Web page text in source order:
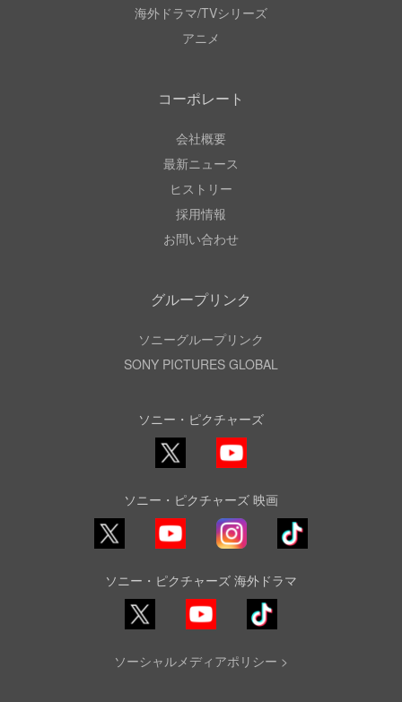
海外ドラマ/TVシリーズ
アニメ
コーポレート
会社概要
最新ニュース
ヒストリー
採用情報
お問い合わせ
グループリンク
ソニーグループリンク
SONY PICTURES GLOBAL
ソニー・ピクチャーズ
X
YouTube
ソニー・ピクチャーズ 映画
YouTube Instagram
TikTok
ソニー・ピクチャーズ 海外ドラマ
YouTube
TikTok
ソーシャルメディアポリシー >